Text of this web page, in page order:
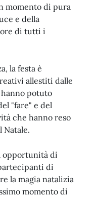
momento di pura
e della
di tutti i
la festa è
allestiti dalle
potuto
"fare" e del
che hanno reso
Natale.
opportunità di
di
la magia natalizia
momento di